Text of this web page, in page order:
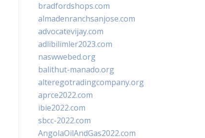
bradfordshops.com
almadenranchsanjose.com
advocatevijay.com
adlibilimler2023.com
naswwebed.org
balithut-manado.org
alteregotradingcompany.org
aprce2022.com
ibie2022.com
sbcc-2022.com
AngolaOilAndGas2022.com